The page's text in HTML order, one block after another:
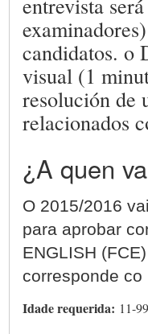
candidatos. o
visual (1
resolución de
relacionados
¿A quen
O 2015/2016
para aprobar
ENGLISH
corresponde
Idade requerida: 11-